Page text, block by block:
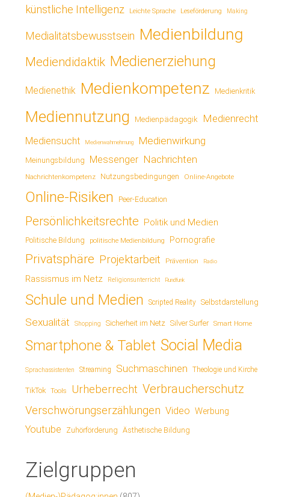
künstliche Intelligenz Leichte Sprache Leseförderung Making
Medialitätsbewusstsein Medienbildung
Mediendidaktik Medienerziehung
Medienethik Medienkompetenz Medienkritik
Mediennutzung Medienpädagogik Medienrecht
Mediensucht Medienwahrnehmung Medienwirkung
Meinungsbildung Messenger Nachrichten
Nachrichtenkompetenz Nutzungsbedingungen Online-Angebote
Online-Risiken Peer-Education
Persönlichkeitsrechte Politik und Medien
Politische Bildung politische Medienbildung Pornografie
Privatsphäre Projektarbeit Prävention Radio
Rassismus im Netz Religionsunterricht Rundfunk
Schule und Medien Scripted Reality Selbstdarstellung
Sexualität Shopping Sicherheit im Netz Silver Surfer Smart Home
Smartphone & Tablet Social Media
Sprachassistenten Streaming Suchmaschinen Theologie und Kirche
TikTok Tools Urheberrecht Verbraucherschutz
Verschwörungserzählungen Video Werbung
Youtube Zuhörförderung Ästhetische Bildung
Zielgruppen